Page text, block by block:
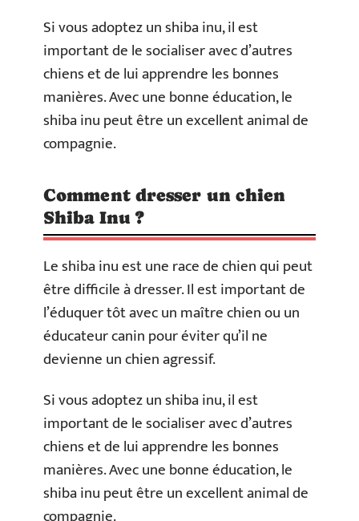
Si vous adoptez un shiba inu, il est
important de le socialiser avec d’autres
chiens et de lui apprendre les bonnes
manières. Avec une bonne éducation, le
shiba inu peut être un excellent animal de
compagnie.
Comment dresser un chien
Shiba Inu ?
Le shiba inu est une race de chien qui peut
être difficile à dresser. Il est important de
l’éduquer tôt avec un maître chien ou un
éducateur canin pour éviter qu’il ne
devienne un chien agressif.
Si vous adoptez un shiba inu, il est
important de le socialiser avec d’autres
chiens et de lui apprendre les bonnes
manières. Avec une bonne éducation, le
shiba inu peut être un excellent animal de